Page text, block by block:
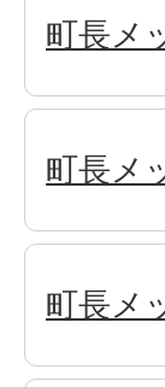
町長メ
町長メ
町長メ